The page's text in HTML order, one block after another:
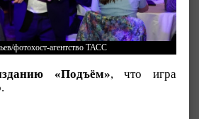
фотохост-агентство ТАСС
«Подъём», что игра